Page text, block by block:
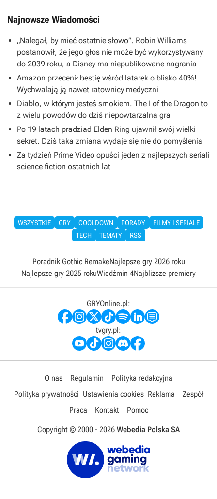
Najnowsze Wiadomości
„Nalegał, by mieć ostatnie słowo”. Robin Williams
postanowił, że jego głos nie może być wykorzystywany
do 2039 roku, a Disney ma niepublikowane nagrania
Amazon przecenił bestię wśród latarek o blisko 40%!
Wychwalają ją nawet ratownicy medyczni
Diablo, w którym jesteś smokiem. The I of the Dragon to
z wielu powodów do dziś niepowtarzalna gra
Po 19 latach pradziad Elden Ring ujawnił swój wielki
sekret. Dziś taka zmiana wydaje się nie do pomyślenia
Za tydzień Prime Video opuści jeden z najlepszych seriali
science fiction ostatnich lat
WSZYSTKIE GRY COOLDOWN PORADY
FILMY I SERIALE
TECH
TEMATY RSS
Poradnik Gothic RemakeNajlepsze gry 2026 roku
Najlepsze gry 2025 rokuWiedźmin 4Najbliższe premiery
GRYOnline.pl:
tvgry.pl:
O nas Regulamin
Polityka redakcyjna
Polityka prywatności Ustawienia cookies Reklama
Zespół
Praca
Kontakt Pomoc
Copyright © 2000 - 2026 Webedia Polska SA